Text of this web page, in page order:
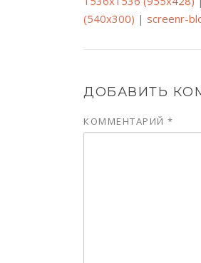
(540x300) | screenr-
ДОБАВИТЬ
КОММЕНТАРИЙ *